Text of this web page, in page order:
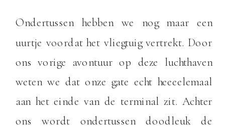
Ondertussen hebben we nog maar een
uurtje voordat het vliegtuig vertrekt. Door
ons vorige avontuur op deze luchthaven
weten we dat onze gate echt heeeelemaal
aan het einde van de terminal zit. Achter
ons wordt ondertussen doodleuk de